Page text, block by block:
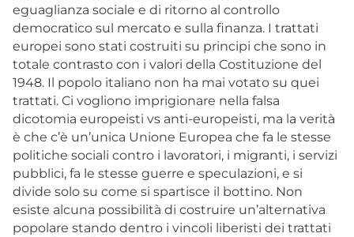
eguaglianza sociale e di ritorno al controllo
democratico sul mercato e sulla finanza. I trattati
europei sono stati costruiti su principi che sono in
totale contrasto con i valori della Costituzione del
1948. Il popolo italiano non ha mai votato su quei
trattati. Ci vogliono imprigionare nella falsa
dicotomia europeisti vs anti-europeisti, ma la verità
è che c’è un’unica Unione Europea che fa le stesse
politiche sociali contro i lavoratori, i migranti, i servizi
pubblici, fa le stesse guerre e speculazioni, e si
divide solo su come si spartisce il bottino. Non
esiste alcuna possibilità di costruire un’alternativa
popolare stando dentro i vincoli liberisti dei trattati